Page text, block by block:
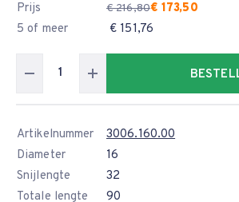
Prijs € 216,80€ 173,50
5 of meer
€ 151,76
Artikelnummer
3006.160.00
Diameter
16
Snijlengte
32
Totale lengte
90